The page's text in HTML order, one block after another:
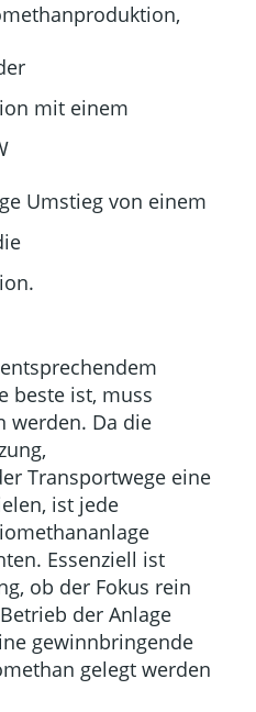
mit einem
Umstieg von einem
beste ist, muss
werden. Da die
Transportwege eine
ist jede
Essenziell ist
ob der Fokus rein
der Anlage
gewinnbringende
gelegt werden